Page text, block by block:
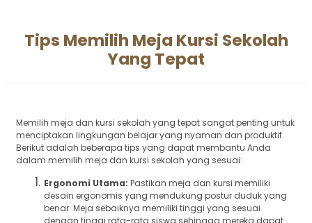
Tips Memilih Meja Kursi Sekolah
Yang Tepat
Memilih meja dan kursi sekolah yang tepat sangat penting untuk
menciptakan lingkungan belajar yang nyaman dan produktif.
Berikut adalah beberapa tips yang dapat membantu Anda
dalam memilih meja dan kursi sekolah yang sesuai:
Ergonomi Utama: Pastikan meja dan kursi memiliki
desain ergonomis yang mendukung postur duduk yang
benar. Meja sebaiknya memiliki tinggi yang sesuai
dengan tinggi rata-rata siswa sehingga mereka dapat